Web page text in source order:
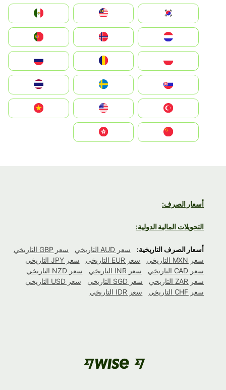
South Korea
Nederland
Portugal
România
Slovensko
United States
Vietnam
أسعار الصرف:
التحويلات المالية الدولية:
أسعار الصرف التاريخية: سعر AUD التاريخي
سعر GBP التاريخي
سعر MXN التاريخي
سعر EUR التاريخي
سعر JPY التاريخي
سعر CAD التاريخي
سعر INR التاريخي
سعر NZD التاريخي
سعر ZAR التاريخي
سعر SGD التاريخي
سعر USD التاريخي
سعر CHF التاريخي
سعر IDR التاريخي